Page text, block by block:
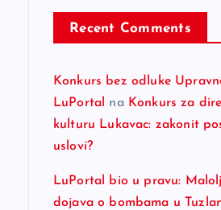
Recent Comments
Konkurs bez odluke
LuPortal
na Konkurs za
kulturu Lukavac: zakonit
uslovi?
LuPortal bio u pravu:
dojava o bombama u